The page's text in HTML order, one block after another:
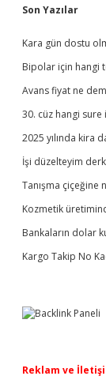
Son Yazılar
Kara gün dostu
Bipolar için hangi
Avans fiyat ne
30. cüz hangi sure
2025 yılında kira
İşi düzelteyim
Tanışma çiçeğine
Kozmetik
Bankaların dolar
Kargo Takip No
Reklam ve